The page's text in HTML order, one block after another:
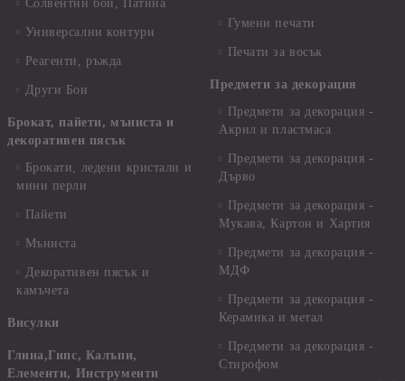
Солвентни бои, Патина
Универсални контури
Реагенти, ръжда
Други Бои
Брокат, пайети, мъниста и
декоративен пясък
Брокати, ледени кристали и
мини перли
Пайети
Мъниста
Декоративен пясък и
камъчета
Висулки
Глина,Гипс, Калъпи,
Елементи, Инструменти
Гумени печати
Печати за восък
Предмети за декорация
Предмети за декорация -
Акрил и пластмаса
Предмети за декорация -
Дърво
Предмети за декорация -
Мукава, Картон и Хартия
Предмети за декорация -
МДФ
Предмети за декорация -
Керамика и метал
Предмети за декорация -
Стирофом